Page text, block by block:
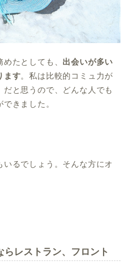
たとしても、 出会いが多い
ます。私は比較的コミュ力が
と思うので、どんな人でも
きました。
るでしょう。そんな方にオ
らレストラン、フロント